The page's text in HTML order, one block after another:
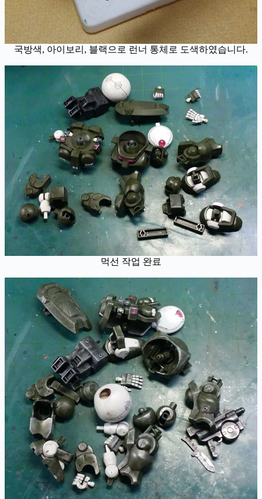
국방색, 아이보리, 블랙으로 런너 통체로 도색하였습니다.
먹선 작업 완료